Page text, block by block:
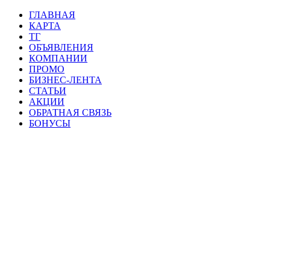
ГЛАВНАЯ
КАРТА
ТГ
ОБЪЯВЛЕНИЯ
КОМПАНИИ
ПРОМО
БИЗНЕС-ЛЕНТА
СТАТЬИ
АКЦИИ
ОБРАТНАЯ СВЯЗЬ
БОНУСЫ